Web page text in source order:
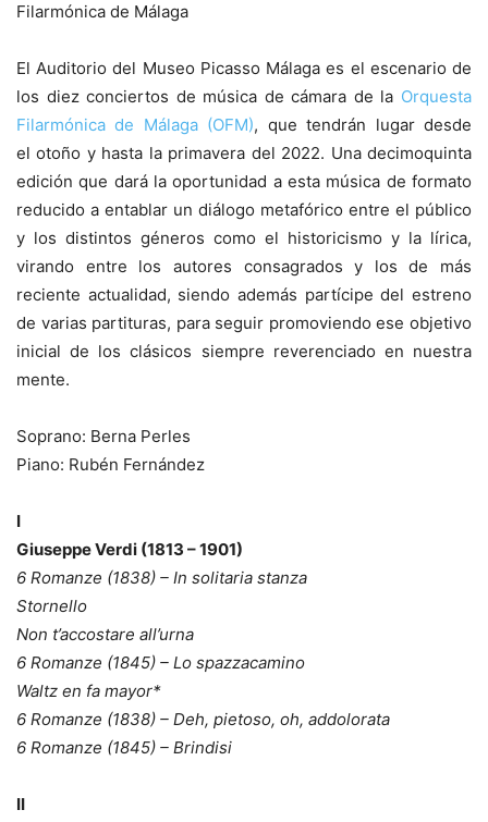
Filarmónica de Málaga
El Auditorio del Museo Picasso Málaga es el escenario de
los diez conciertos de música de cámara de la Orquesta
Filarmónica de Málaga (OFM), que tendrán lugar desde
el otoño y hasta la primavera del 2022. Una decimoquinta
edición que dará la oportunidad a esta música de formato
reducido a entablar un diálogo metafórico entre el público
y los distintos géneros como el historicismo y la lírica,
virando entre los autores consagrados y los de más
reciente actualidad, siendo además partícipe del estreno
de varias partituras, para seguir promoviendo ese objetivo
inicial de los clásicos siempre reverenciado en nuestra
mente.
Soprano: Berna Perles
Piano: Rubén Fernández
I
Giuseppe Verdi (1813 – 1901)
6 Romanze (1838) – In solitaria stanza
Stornello
Non t’accostare all’urna
6 Romanze (1845) – Lo spazzacamino
Waltz en fa mayor*
6 Romanze (1838) – Deh, pietoso, oh, addolorata
6 Romanze (1845) – Brindisi
II